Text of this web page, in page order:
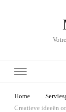
Home
Creatieve ideeën